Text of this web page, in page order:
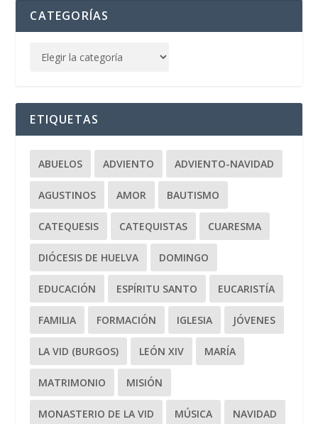
CATEGORÍAS
ETIQUETAS
ABUELOS ADVIENTO ADVIENTO-NAVIDAD
AGUSTINOS AMOR BAUTISMO
CATEQUESIS CATEQUISTAS CUARESMA
DIÓCESIS DE HUELVA DOMINGO
EDUCACIÓN ESPÍRITU SANTO EUCARISTÍA
FAMILIA FORMACIÓN IGLESIA JÓVENES
LA VID (BURGOS) LEÓN XIV MARÍA
MATRIMONIO MISIÓN
MONASTERIO DE LA VID MÚSICA NAVIDAD